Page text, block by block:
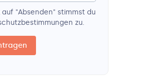
auf "Absenden" stimmst du
zu.